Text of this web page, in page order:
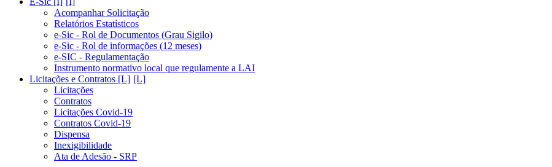
Acompanhar Solicitação
Relatórios Estatísticos
e-Sic - Rol de Documentos (Grau Sigilo)
e-Sic - Rol de informações (12 meses)
e-SIC - Regulamentação
Instrumento normativo local que regulamente a LAI
Licitações e Contratos [L]
Licitações
Contratos
Licitações Covid-19
Contratos Covid-19
Dispensa
Inexigibilidade
Ata de Adesão - SRP